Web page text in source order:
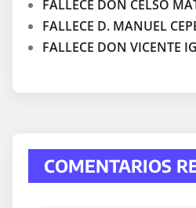
FALLECE DON CELSO
FALLECE D. MANUEL
FALLECE DON VICENTE
COMENTARIOS